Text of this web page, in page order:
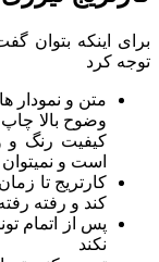
برای اینکه بتوان
توجه کرد
متن و نمودار
وضوح بالا
کیفیت رنگ و
است و
کارتریج تا
کند و رفته
پس از اتمام
نکند